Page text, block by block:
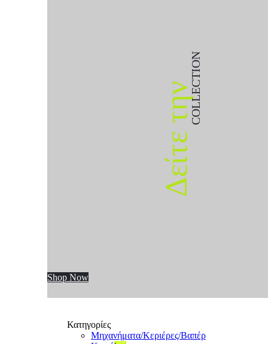
Δείτε τηνCOLLECTION
Shop Now
Κατηγορίες
Μηχανήματα/Κεριέρες/Βαπέρ